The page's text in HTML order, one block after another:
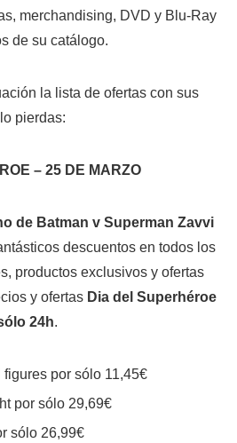
merchandising, DVD y Blu-Ray
de su catálogo.
la lista de ofertas con sus
pierdas:
– 25 DE MARZO
de Batman v Superman Zavvi
descuentos en todos los
productos exclusivos y ofertas
y ofertas Dia del Superhéroe
24h.
por sólo 11,45€
por sólo 29,69€
sólo 26,99€